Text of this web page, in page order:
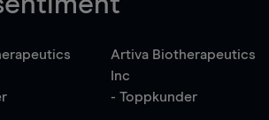
Artiva Biotherapeutics
Inc
- Toppkunder